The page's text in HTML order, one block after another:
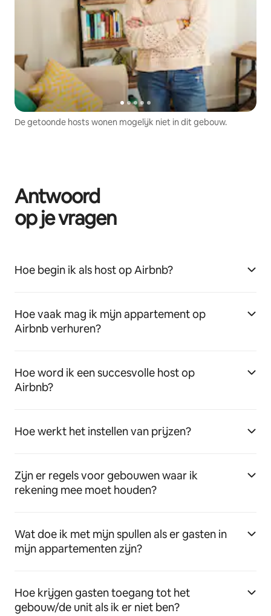
De getoonde hosts wonen mogelijk niet in dit gebouw.
Antwoord
op je vragen
Hoe begin ik als host op Airbnb?
Hoe vaak mag ik mijn appartement op
Airbnb verhuren?
Hoe word ik een succesvolle host op
Airbnb?
Hoe werkt het instellen van prijzen?
Zijn er regels voor gebouwen waar ik
rekening mee moet houden?
Wat doe ik met mijn spullen als er gasten in
mijn appartementen zijn?
Hoe krijgen gasten toegang tot het
gebouw/de unit als ik er niet ben?